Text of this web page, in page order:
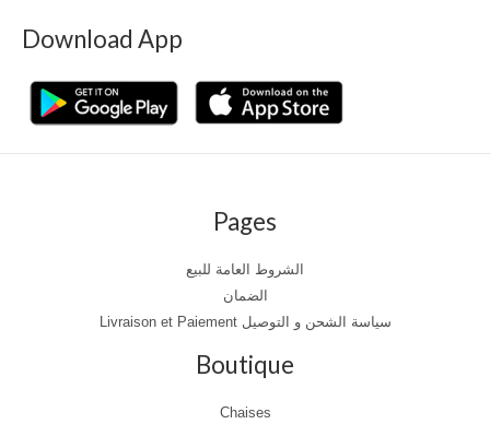
Download App
Pages
الشروط العامة للبيع
الضمان
Livraison et Paiement سياسة الشحن و التوصيل
Boutique
Chaises